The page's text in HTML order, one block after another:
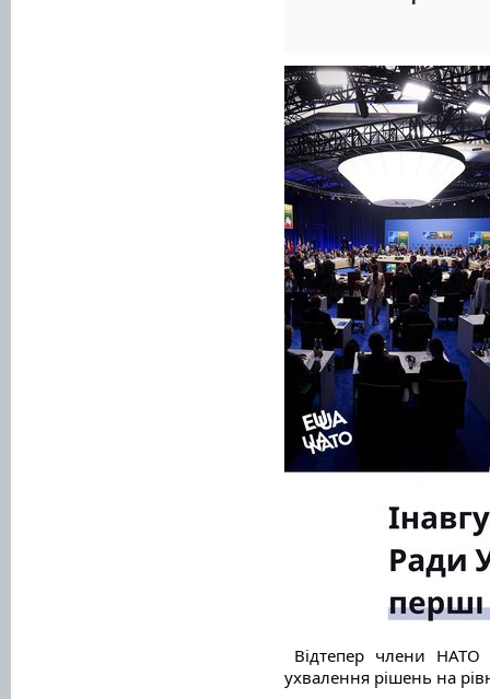
Відтепер члени НАТО
ухвалення рішень на